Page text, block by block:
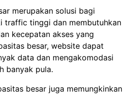
merupakan solusi bagi
traffic tinggi dan membutuhkan
kecepatan akses yang
besar, website dapat
data dan mengakomodasi
banyak pula.
besar juga memungkinkan